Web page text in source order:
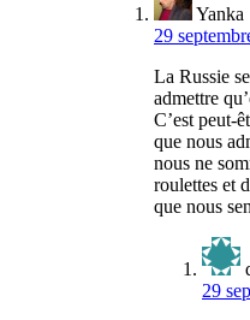
Yanka
29
La Russie
admettre
C’est peut-
que nous
nous ne
roulettes et
que nous
29